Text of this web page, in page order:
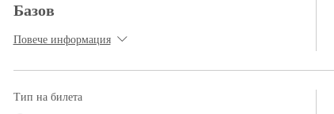
Базов
Повече информация
Тип на билета